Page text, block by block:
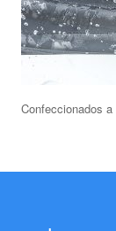
Confeccionados